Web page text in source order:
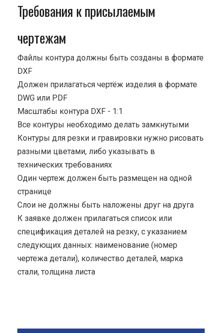
Требования к присылаемым
чертежам
Файлы контура должны быть созданы в формате
DXF
Должен прилагаться чертёж изделия в формате
DWG или PDF
Масштабы контура DXF - 1:1
Все контуры необходимо делать замкнутыми
Контуры для резки и гравировки нужно рисовать
разными цветами, либо указывать в
технических требованиях
Один чертеж должен быть размещен на одной
странице
Cлои не должны быть наложены друг на друга
К заявке должен прилагаться список или
спецификация деталей на резку, с указанием
следующих данных: наименование (номер
чертежа детали), количество деталей, марка
стали, толщина листа